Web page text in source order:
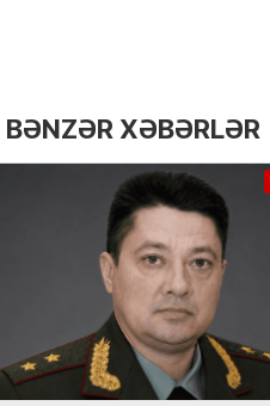
BƏNZƏR XƏBƏRLƏR